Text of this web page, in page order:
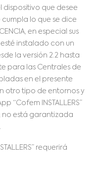
dispositivo que desee
cumpla lo que se dice
en especial sus
instalado con un
la versión 2.2 hasta
para las Centrales de
en el presente
otro tipo de entornos y
“Cofem INSTALLERS”
no está garantizada
requerirá